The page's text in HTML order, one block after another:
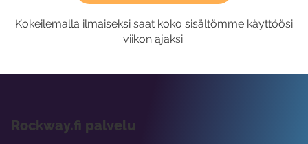
Kokeilemalla ilmaiseksi saat koko sisältömme käyttöösi
viikon ajaksi.
Rockway.fi palvelu